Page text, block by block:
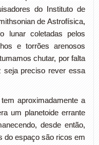
do Instituto de
de Astrofísica,
lunar coletadas pelos
e torrões arenosos
chutar, por falta
seja preciso rever essa
aproximadamente a
um planetoide errante
desde então,
do espaço são ricos em